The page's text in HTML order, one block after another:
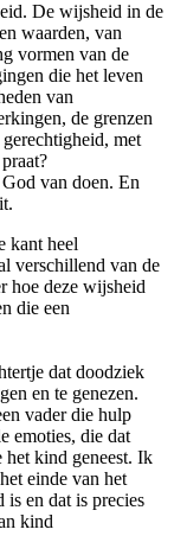
De wijsheid in de
waarden, van
vormen van de
die het leven
van
de grenzen
met
van doen. En
kant heel
verschillend van de
hoe deze wijsheid
die een
dat doodziek
en te genezen.
vader die hulp
emoties, die dat
het kind geneest. Ik
einde van het
is en dat is precies
kind